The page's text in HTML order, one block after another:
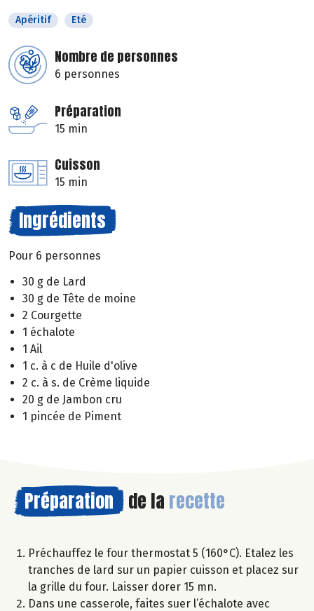
Apéritif Eté
Nombre de personnes
6 personnes
Préparation
15 min
Cuisson
15 min
Ingrédients
Pour 6 personnes
30 g de Lard
30 g de Tête de moine
2 Courgette
1 échalote
1 Ail
1 c. à c de Huile d'olive
2 c. à s. de Crème liquide
20 g de Jambon cru
1 pincée de Piment
Préparation de la recette
Préchauffez le four thermostat 5 (160°C). Etalez les
tranches de lard sur un papier cuisson et placez sur
la grille du four. Laisser dorer 15 mn.
Dans une casserole, faites suer l’échalote avec